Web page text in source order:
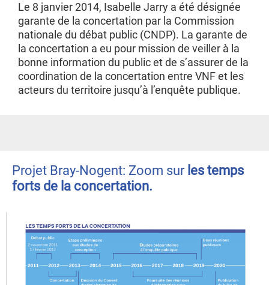
Le 8 janvier 2014, Isabelle Jarry a été désignée
garante de la concertation par la Commission
nationale du débat public (CNDP). La garante de
la concertation a eu pour mission de veiller à la
bonne information du public et de s’assurer de la
coordination de la concertation entre VNF et les
acteurs du territoire jusqu’à l’enquête publique.
Projet Bray-Nogent: Zoom sur les temps
forts de la concertation.